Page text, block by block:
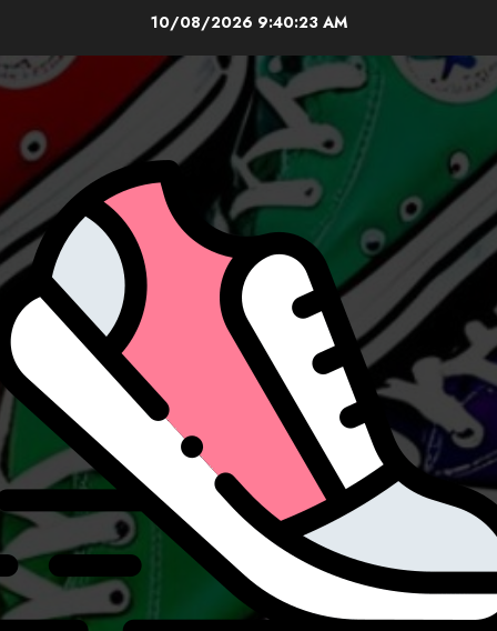
content
10/08/2026 9:40:25 AM